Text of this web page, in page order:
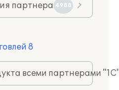
партнера 4988
8
всеми партнерами